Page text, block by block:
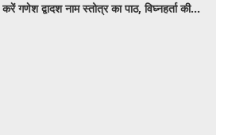
करें गणेश द्वादश नाम स्तोत्र का पाठ, विघ्नहर्ता की